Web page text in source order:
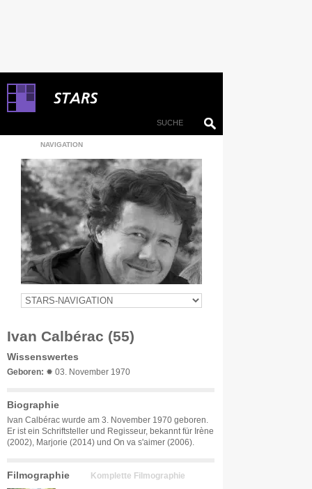
NAVIGATION
Ivan Calbérac (55)
Wissenswertes
Geboren: ✹ 03. November 1970
Biographie
Ivan Calbérac wurde am 3. November 1970 geboren.
Er ist ein Schriftsteller und Regisseur, bekannt für Irène
(2002), Marjorie (2014) und On va s'aimer (2006).
Filmographie Komplette Filmographie